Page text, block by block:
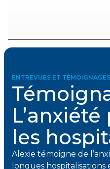
ENTREVUES ET TÉMOIGNAGES
les
Alexie témoigne de
longues
Restons
en
contact
Inscrivez-
vous
à
notre
infolettre
pour
rester
à
l'affût